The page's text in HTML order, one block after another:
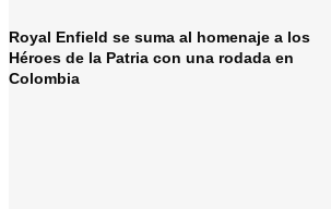
Royal Enfield se suma al homenaje a los
Héroes de la Patria con una rodada en
Colombia